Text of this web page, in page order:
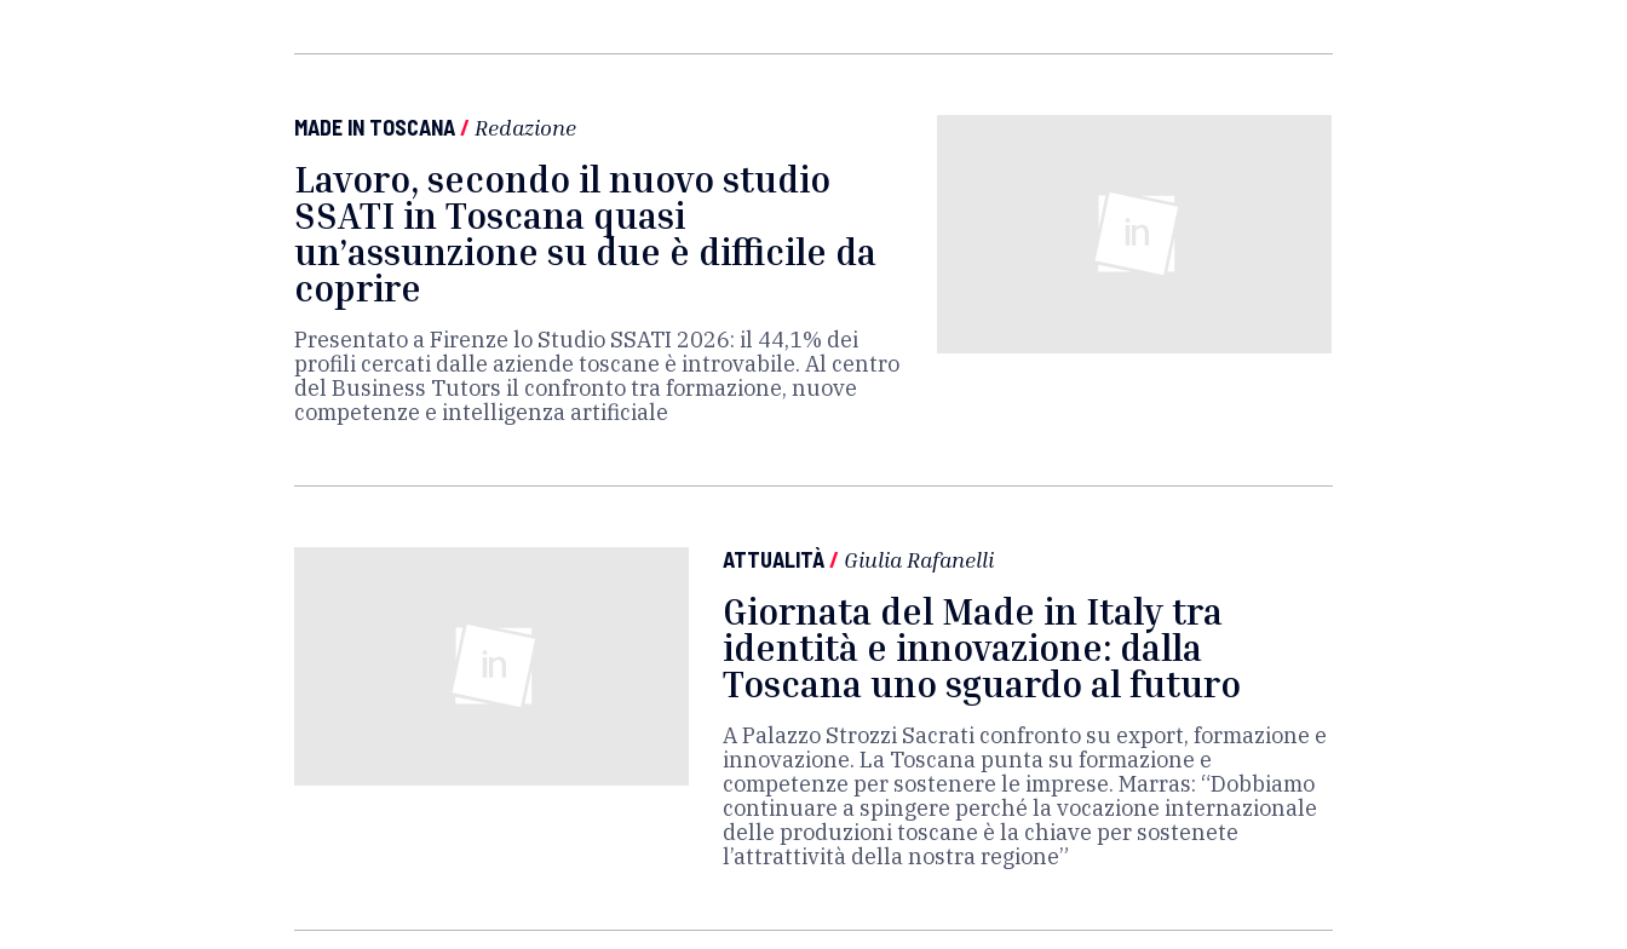
MADE IN TOSCANA/ Redazione
Lavoro, secondo il nuovo studio
SSATI in Toscana quasi
un’assunzione su due è difficile da
coprire
Presentato a Firenze lo Studio SSATI 2026: il 44,1% dei
profili cercati dalle aziende toscane è introvabile. Al centro
del Business Tutors il confronto tra formazione, nuove
competenze e intelligenza artificiale
ATTUALITÀ/ Giulia Rafanelli
Giornata del Made in Italy tra
identità e innovazione: dalla
Toscana uno sguardo al futuro
A Palazzo Strozzi Sacrati confronto su export, formazione e
innovazione. La Toscana punta su formazione e
competenze per sostenere le imprese. Marras: “Dobbiamo
continuare a spingere perché la vocazione internazionale
delle produzioni toscane è la chiave per sostenete
l’attrattività della nostra regione”